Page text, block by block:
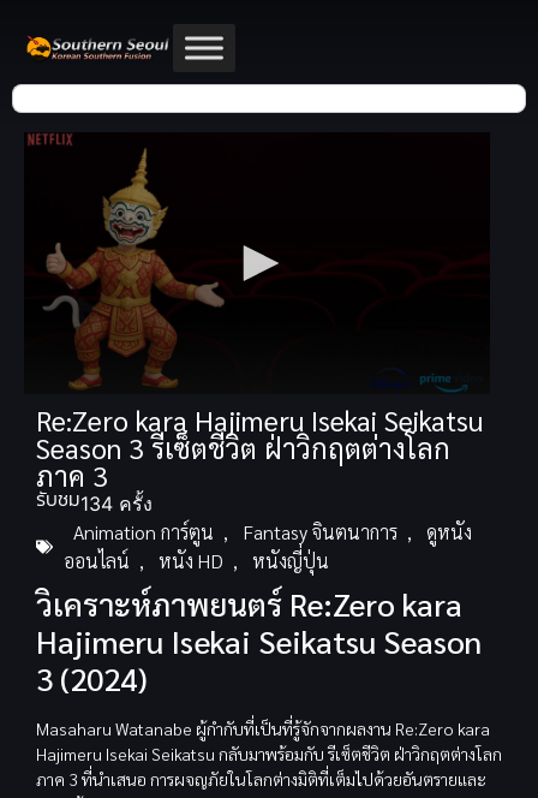
Re:Zero kara Hajimeru Isekai Seikatsu
Season 3 รีเซ็ตชีวิต ฝ่าวิกฤตต่างโลก
ภาค 3
รับชม134 ครั้ง
Animation การ์ตูน , Fantasy จินตนาการ ,
ดูหนัง
ออนไลน์ , หนัง HD , หนังญี่ปุ่น
วิเคราะห์ภาพยนตร์ Re:Zero kara
Hajimeru Isekai Seikatsu Season
3 (2024)
Masaharu Watanabe ผู้กำกับที่เป็นที่รู้จักจากผลงาน Re:Zero kara
Hajimeru Isekai Seikatsu กลับมาพร้อมกับ รีเซ็ตชีวิต ฝ่าวิกฤตต่างโลก
ภาค 3 ที่นำเสนอ การผจญภัยในโลกต่างมิติที่เต็มไปด้วยอันตรายและ